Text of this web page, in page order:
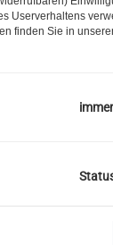
Userverhaltens
finden Sie in